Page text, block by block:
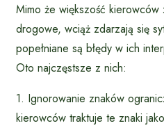
Mimo że większość
drogowe, wciąż zdarzają się
popełniane są błędy w ich
Oto najczęstsze z nich:
1. Ignorowanie znaków
kierowców traktuje te znaki